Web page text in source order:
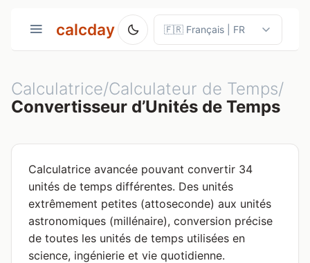
calcday
Calculatrice/Calculateur de Temps/
Convertisseur d’Unités de Temps
Calculatrice avancée pouvant convertir 34
unités de temps différentes. Des unités
extrêmement petites (attoseconde) aux unités
astronomiques (millénaire), conversion précise
de toutes les unités de temps utilisées en
science, ingénierie et vie quotidienne.